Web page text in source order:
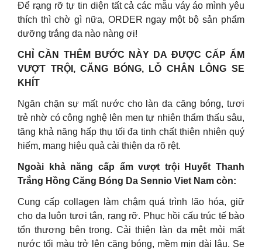
Để rạng rỡ tự tin diện tất cả các mẫu váy áo mình yêu
thích thì chờ gì nữa, ORDER ngay một bộ sản phẩm
dưỡng trắng da nào nàng ơi!
CHỈ CẦN THÊM BƯỚC NÀY DA ĐƯỢC CẤP ẨM
VƯỢT TRỘI, CĂNG BÓNG, LỖ CHÂN LÔNG SE
KHÍT
Ngăn chặn sự mất nước cho làn da căng bóng, tươi
trẻ nhờ có công nghệ lên men tự nhiên thẩm thấu sâu,
tăng khả năng hấp thụ tối đa tinh chất thiên nhiên quý
hiếm, mang hiệu quả cải thiện da rõ rệt.
Ngoài khả năng cấp ẩm vượt trội Huyết Thanh
Trắng Hồng Căng Bóng Da Sennio Viet Nam còn:
Cung cấp collagen làm chậm quá trình lão hóa, giữ
cho da luôn tươi tắn, rạng rỡ. Phục hồi cấu trúc tế bào
tổn thương bên trong. Cải thiện làn da mệt mỏi mất
nước tối màu trở lên căng bóng, mềm mịn dài lâu. Se